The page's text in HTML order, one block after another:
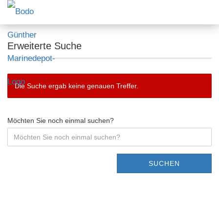
Erweiterte Suche
Die Suche ergab keine genauen Treffer.
Möchten Sie noch einmal suchen?
SUCHEN